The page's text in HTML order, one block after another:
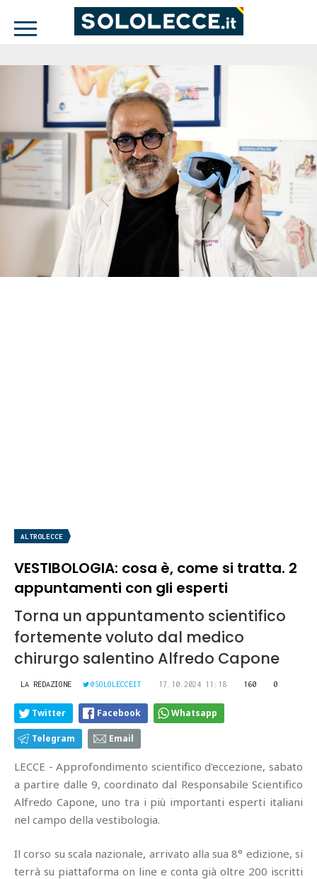
ALTROLECCE
VESTIBOLOGIA: cosa è, come si tratta. 2
appuntamenti con gli esperti
Torna un appuntamento scientifico
fortemente voluto dal medico
chirurgo salentino Alfredo Capone
LA REDAZIONE @SOLOLECCEIT 17.10.2024 11:18 160 0
Twitter Facebook Whatsapp
Telegram Email
LECCE - Approfondimento scientifico d'eccezione, sabato
a partire dalle 9, coordinato dal Responsabile Scientifico
Alfredo Capone, uno tra i più importanti esperti italiani
nel campo della vestibologia.
Il corso su scala nazionale, arrivato alla sua 8° edizione, si
terrà su piattaforma on line e conta già oltre 200 iscritti